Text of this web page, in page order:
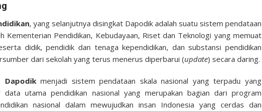
, yang selanjutnya disingkat Dapodik adalah suatu sistem pendataan
Kementerian Pendidikan, Kebudayaan, Riset dan Teknologi yang memuat
didik, pendidik dan tenaga kependidikan, dan substansi pendidikan
dari sekolah yang terus menerus diperbarui (update) secara daring.
Dapodikmenjadi sistem pendataan skala nasional yang terpadu yang
data utama pendidikan nasional yang merupakan bagian dari program
nasional dalam mewujudkan insan Indonesia yang cerdas dan